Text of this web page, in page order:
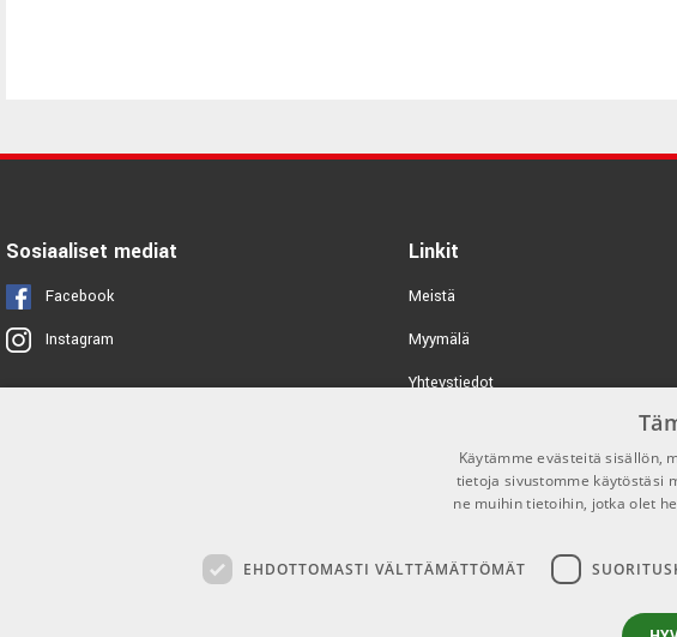
Sosiaaliset mediat
Facebook
Instagram
Linkit
Meistä
Myymälä
Yhteystiedot
Toimitusehdot
Käytämme evästeitä sisällön,
tietoja sivustomme käytöstäsi
ne muihin tietoihin, jotka olet
EHDOTTOMASTI VÄLTTÄMÄTTÖMÄT